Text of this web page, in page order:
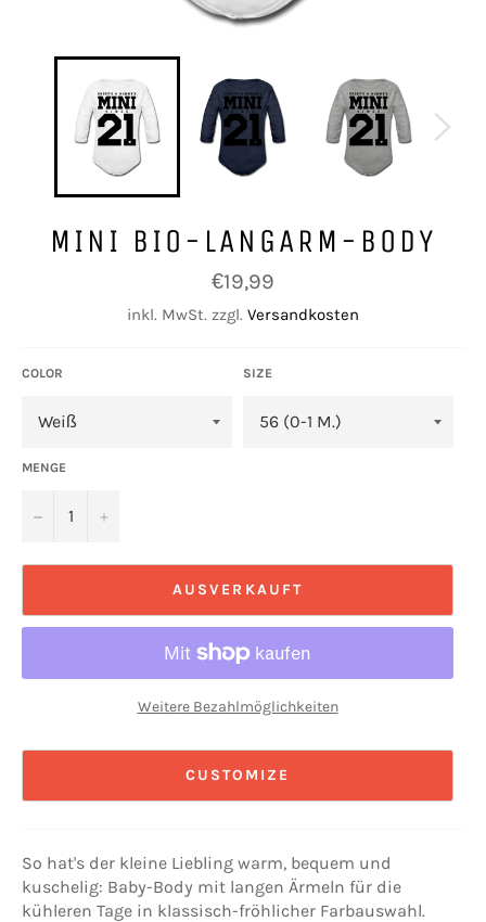
MINI BIO-LANGARM-BODY
Normaler
Preis
€19,99
inkl. MwSt. zzgl. Versandkosten
COLOR SIZE
MENGE
− +
AUSVERKAUFT
Weitere Bezahlmöglichkeiten
CUSTOMIZE
So hat's der kleine Liebling warm, bequem und
kuschelig: Baby-Body mit langen Ärmeln für die
kühleren Tage in klassisch-fröhlicher Farbauswahl.